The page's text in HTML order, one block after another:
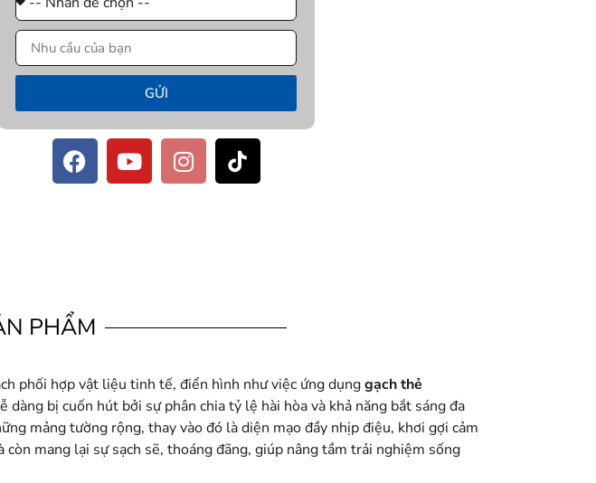
GỬI
PHẨM
phối hợp vật liệu tinh tế, điển hình như việc ứng dụnggạch thẻ
dàng bị cuốn hút bởi sự phân chia tỷ lệ hài hòa và khả năng bắt sáng đa
mảng tường rộng, thay vào đó là diện mạo đầy nhịp điệu, khơi gợi cảm
mang lại sự sạch sẽ, thoáng đãng, giúp nâng tầm trải nghiệm sống